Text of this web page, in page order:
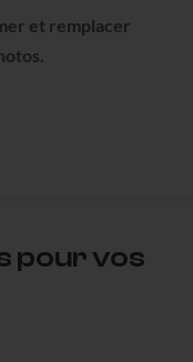
et remplacer
pour vos